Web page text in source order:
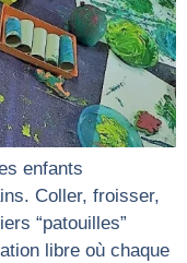
enfants
Coller, froisser,
“patouilles”
libre où chaque